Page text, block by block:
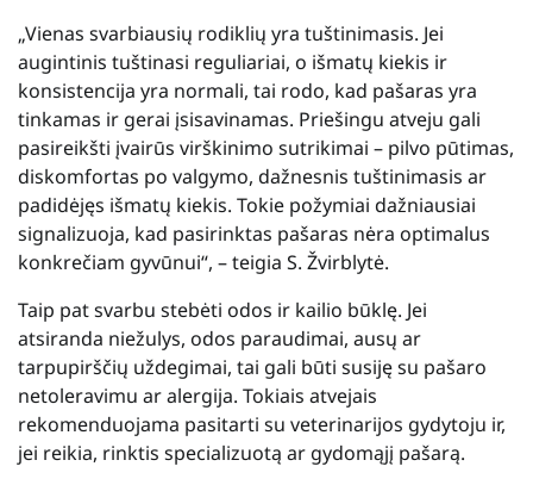
„Vienas svarbiausių rodiklių yra tuštinimasis. Jei
augintinis tuštinasi reguliariai, o išmatų kiekis ir
konsistencija yra normali, tai rodo, kad pašaras yra
tinkamas ir gerai įsisavinamas. Priešingu atveju gali
pasireikšti įvairūs virškinimo sutrikimai – pilvo pūtimas,
diskomfortas po valgymo, dažnesnis tuštinimasis ar
padidėjęs išmatų kiekis. Tokie požymiai dažniausiai
signalizuoja, kad pasirinktas pašaras nėra optimalus
konkrečiam gyvūnui“, – teigia S. Žvirblytė.
Taip pat svarbu stebėti odos ir kailio būklę. Jei
atsiranda niežulys, odos paraudimai, ausų ar
tarpupirščių uždegimai, tai gali būti susiję su pašaro
netoleravimu ar alergija. Tokiais atvejais
rekomenduojama pasitarti su veterinarijos gydytoju ir,
jei reikia, rinktis specializuotą ar gydomąjį pašarą.